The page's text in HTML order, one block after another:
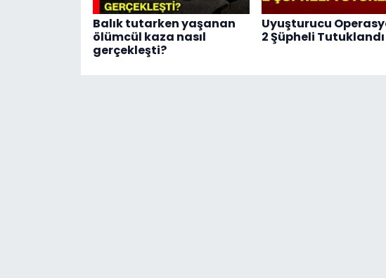
Balık tutarken yaşanan
ölümcül kaza nasıl
gerçekleşti?
Uyuşturucu
2 Şüpheli Tutuklandı